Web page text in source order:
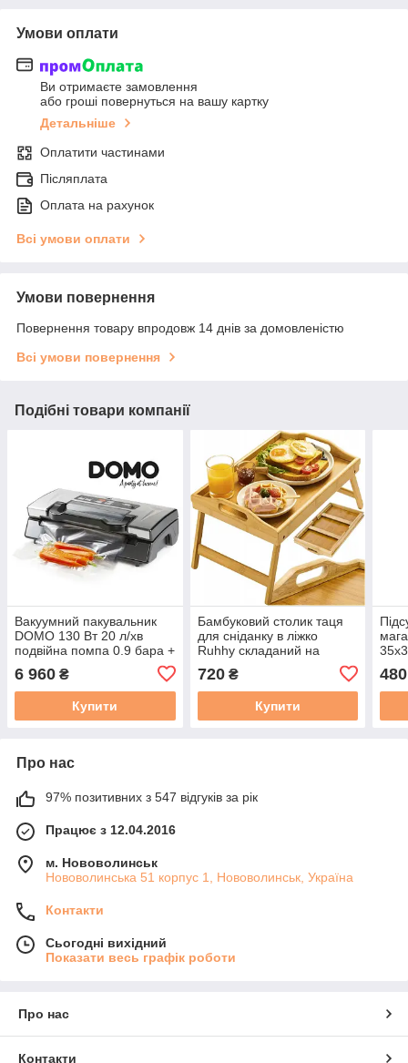
Умови оплати
Ви отримаєте замовлення
або гроші повернуться на вашу картку
Детальніше
Оплатити частинами
Післяплата
Оплата на рахунок
Всі умови оплати
Умови повернення
Повернення товару впродовж 14 днів за домовленістю
Всі умови повернення
Подібні товари компанії
Вакуумний пакувальник
DOMO 130 Вт 20 л/хв
подвійна помпа 0.9 бара +
1 рулон плівки 28 см x 5 м
(DO336L)
6 960 ₴
Купити
Бамбуковий столик таця
для сніданку в ліжко
Ruhhy складаний на
ніжках 50 х 30 см (25052)
720₴
Купити
480
Про нас
97% позитивних з 547 відгуків за рік
Працює з 12.04.2016
м. Нововолинськ
Нововолинська 51 корпус 1, Нововолинськ, Україна
Контакти
Сьогодні вихідний
Показати весь графік роботи
Про нас
Контакти